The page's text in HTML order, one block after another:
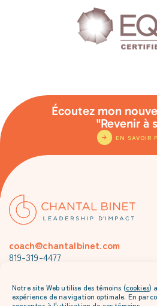
Notre site Web utilise des témoins (cookies)
expérience de navigation optimale. En
Écoutez mon
"Revenir à
EN SAVOIR
coach@chantalbinet.com
819-319-4477
Je m’abonne à l’envoi mensuel de